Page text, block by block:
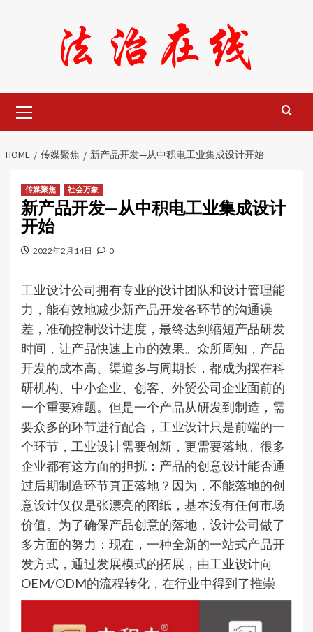
Menu
HOME 传媒聚焦 新产品开发—从中积电工业集成设计开始
传媒聚焦 社会万象
新产品开发—从中积电工业集成设计
开始
2022年2月14日 0
工业设计公司拥有专业的设计团队和设计管理能
力，能有效地减少新产品开发各环节的沟通误
差，准确控制设计进度，最终达到缩短产品研发
时间，让产品快速上市的效果。众所周知，产品
开发的成本高、渠道多与周期长，都成为摆在科
研机构、中小企业、创客、外贸公司企业面前的
一个重要难题。但是一个产品从研发到制造，需
要众多的环节进行配合，工业设计只是前端的一
个环节，工业设计需要创新，更需要落地。很多
企业都有这方面的担扰：产品的创意设计能否通
过后期制造环节真正落地？因为，不能落地的创
意设计仅仅是张漂亮的图纸，基本没有任何市场
价值。为了确保产品创意的落地，设计公司做了
多方面的努力：现在，一种全新的一站式产品开
发方式，通过发展模式的拓展，由工业设计向
OEM/ODM的流程转化，在行业中得到了推崇。